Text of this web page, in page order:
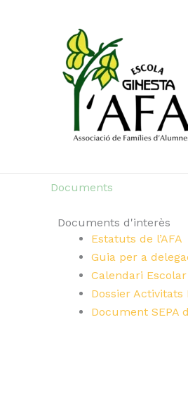
Documents
Documents d'interès
Estatuts de l’AFA
Guia per a
Calendari
Dossier Activitats
Document SEPA